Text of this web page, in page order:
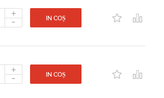
+
- IN COȘ
+
- IN COȘ